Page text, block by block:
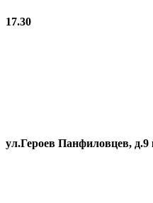
17.30
ул.Героев Панфиловцев, д.9